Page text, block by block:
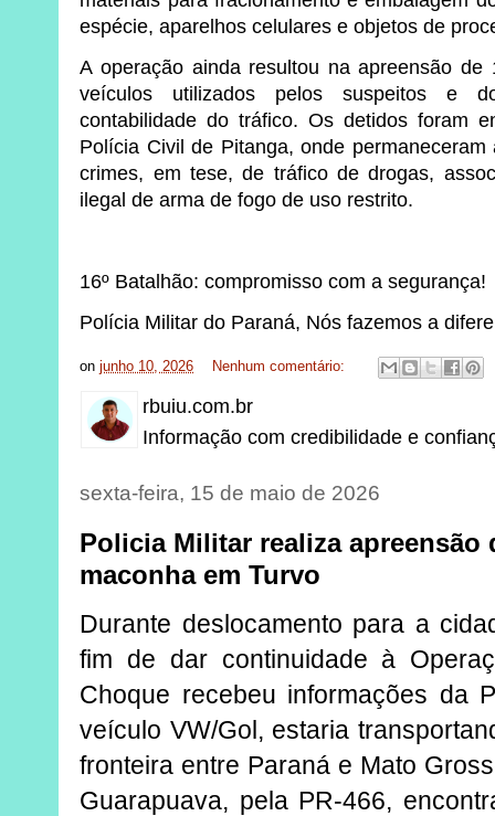
espécie, aparelhos celulares e objetos de
A operação ainda resultou na apreensão
veículos utilizados pelos suspeitos e
contabilidade do tráfico. Os detidos foram
Polícia Civil de Pitanga, onde
crimes, em tese, de tráfico de drogas,
ilegal de arma de fogo de uso restrito.
16º Batalhão: compromisso com a segurança!
Polícia Militar do Paraná, Nós fazemos a
onjunho 10, 2026 Nenhum comentário:
rbuiu.com.br
Informação com credibilidade e
sexta-feira, 15 de maio de 2026
Policia Militar realiza apreensão
maconha em Turvo
Durante deslocamento para a
fim de dar continuidade à
Choque recebeu informações da
veículo VW/Gol, estaria
fronteira entre Paraná e Mato
Guarapuava, pela PR-466,